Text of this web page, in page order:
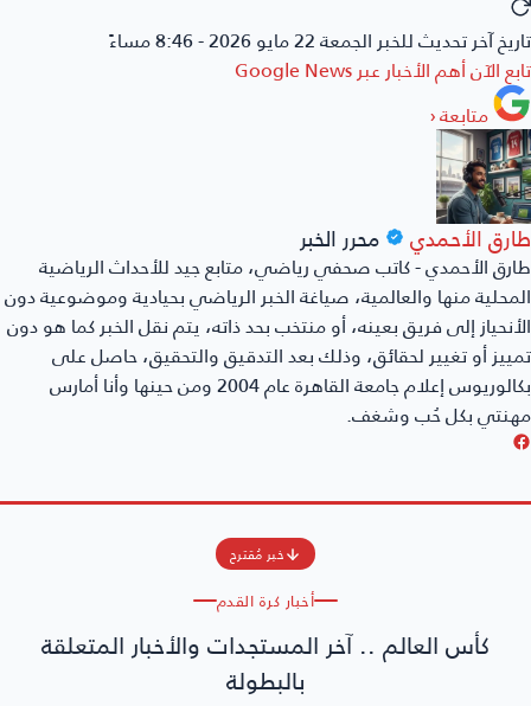
آخر تحديث للخبرالجمعة 22 مايو 2026 - 8:46 مساءً
الآن أهم الأخبار عبرGoogle News
متابعة‹
الأحمدي محرر الخبر
الأحمدي - كاتب صحفي رياضي، متابع جيد للأحداث الرياضية
منها والعالمية، صياغة الخبر الرياضي بحيادية وموضوعية دون
إلى فريق بعينه، أو منتخب بحد ذاته، يتم نقل الخبر كما هو دون
أو تغيير لحقائق، وذلك بعد التدقيق والتحقيق، حاصل على
بكالوريوس إعلام جامعة القاهرة عام 2004 ومن حينها وأنا أمارس
بكل حُب وشغف.
خبر مُقترح
أخبار كرة القدم
كأس العالم .. آخر المستجدات والأخبار المتعلقة
بالبطولة